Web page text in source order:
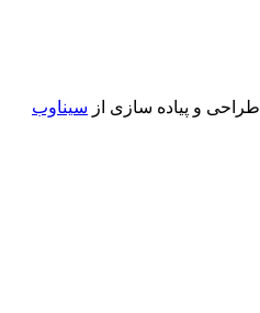
طراحی و پیاده سازی از سیناوب